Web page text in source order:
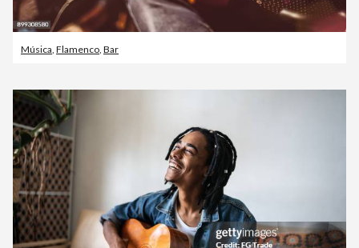
Música, Flamenco, Bar